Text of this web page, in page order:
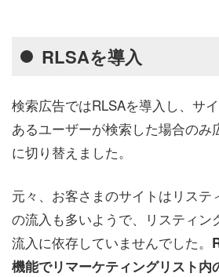
RLSAを導入
検索広告ではRLSAを導入し、サ
あるユーザーが検索した場合のみ
に切り替えました。
元々、お客さまのサイトはリステ
の流入も多いようで、リスティン
流入に依存していませんでした。
機能でリマーケティングリスト内